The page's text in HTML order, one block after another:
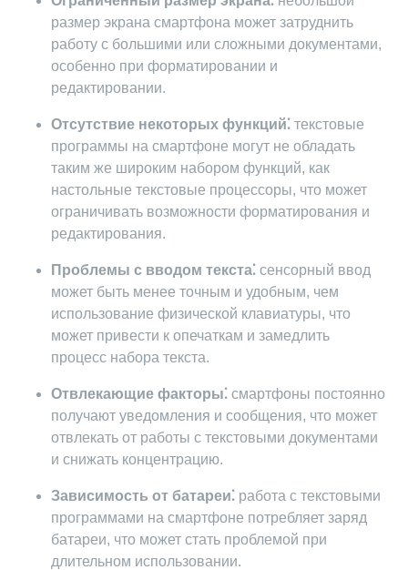
размер экрана смартфона может затруднить
работу с большими или сложными документами,
особенно при форматировании и
редактировании.
Отсутствие некоторых функций⁚ текстовые
программы на смартфоне могут не обладать
таким же широким набором функций, как
настольные текстовые процессоры, что может
ограничивать возможности форматирования и
редактирования.
Проблемы с вводом текста⁚ сенсорный ввод
может быть менее точным и удобным, чем
использование физической клавиатуры, что
может привести к опечаткам и замедлить
процесс набора текста.
Отвлекающие факторы⁚ смартфоны постоянно
получают уведомления и сообщения, что может
отвлекать от работы с текстовыми документами
и снижать концентрацию.
Зависимость от батареи⁚ работа с текстовыми
программами на смартфоне потребляет заряд
батареи, что может стать проблемой при
длительном использовании.